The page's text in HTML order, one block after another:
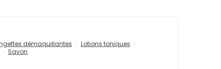
démaquillantes
Lotions toniques
Savon